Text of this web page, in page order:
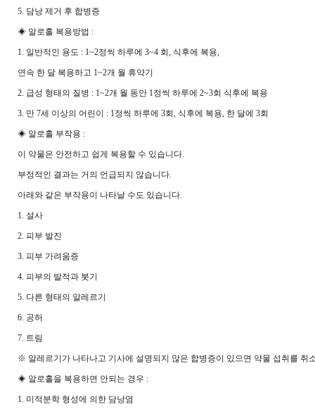
5. 담낭 제거 후 합병증
◈ 알로홀 복용방법 :
1. 일반적인 용도 : 1~2정씩 하루에 3~4 회, 식후에 복용,
연속 한 달 복용하고 1~2개 월 휴약기
2. 급성 형태의 질병 : 1~2개 월 동안 1정씩 하루에 2~3회 식후에 복용
3. 만 7세 이상의 어린이 : 1정씩 하루에 3회, 식후에 복용, 한 달에 3회
◈ 알로홀 부작용 :
이 약물은 안전하고 쉽게 복용할 수 있습니다.
부정적인 결과는 거의 언급되지 않습니다.
아래와 같은 부작용이 나타날 수도 있습니다.
1. 설사
2. 피부 발진
3. 피부 가려움증
4. 피부의 발적과 붓기
5. 다른 형태의 알레르기
6. 공허
7. 트림
※ 알레르기가 나타나고 기사에 설명되지 않은 합병증이 있으면 약물 섭취를 취
◈ 알로홀을 복용하면 안되는 경우 :
1. 미적분학 형성에 의한 담낭염